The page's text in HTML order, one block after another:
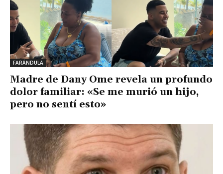
FARÁNDULA
Madre de Dany Ome revela un profundo
dolor familiar: «Se me murió un hijo,
pero no sentí esto»